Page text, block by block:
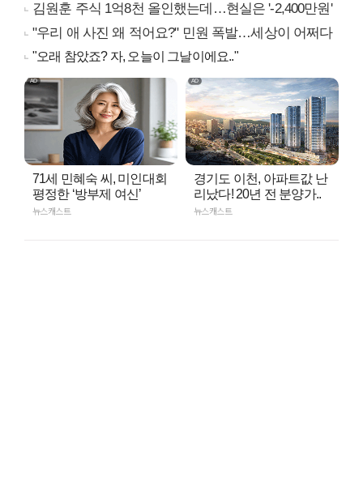
김원훈 주식 1억8천 올인했는데…현실은 '-2,400만원'
"우리 애 사진 왜 적어요?" 민원 폭발…세상이 어쩌다
"오래 참았죠? 자, 오늘이 그날이에요.."
71세 민혜숙 씨, 미인대회
평정한 ‘방부제 여신’
뉴스캐스트
경기도 이천, 아파트값 난
리났다! 20년 전 분양가..
뉴스캐스트